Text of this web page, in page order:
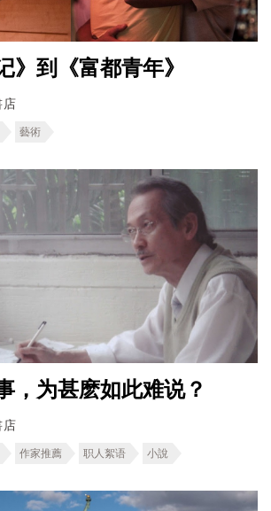
》到《富都青年》
店
藝術
，为甚麽如此难说？
店
作家推薦 职人絮语 小說